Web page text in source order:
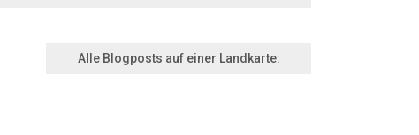
Alle Blogposts auf einer Landkarte: